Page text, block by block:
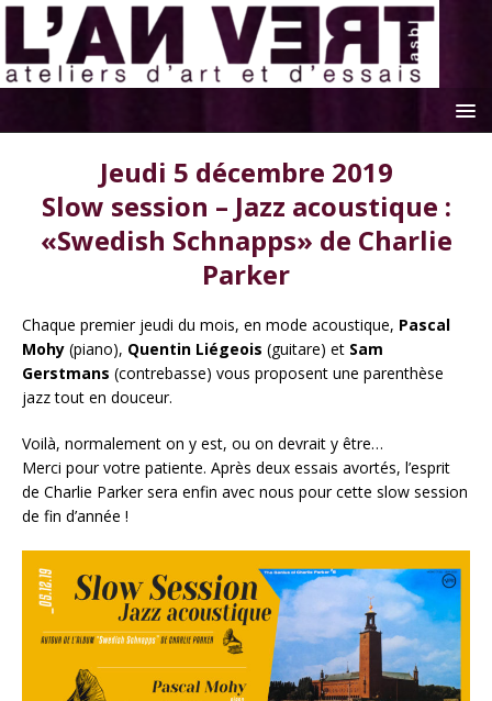
Jeudi 5 décembre 2019
Slow session – Jazz acoustique :
«Swedish Schnapps» de Charlie
Parker
Chaque premier jeudi du mois, en mode acoustique, Pascal
Mohy (piano), Quentin Liégeois (guitare) et Sam
Gerstmans (contrebasse) vous proposent une parenthèse
jazz tout en douceur.
Voilà, normalement on y est, ou on devrait y être…
Merci pour votre patiente. Après deux essais avortés, l’esprit
de Charlie Parker sera enfin avec nous pour cette slow session
de fin d’année !